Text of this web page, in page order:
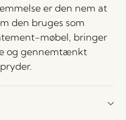
er den nem at
den bruges som
møbel, bringer
og gennemtænkt